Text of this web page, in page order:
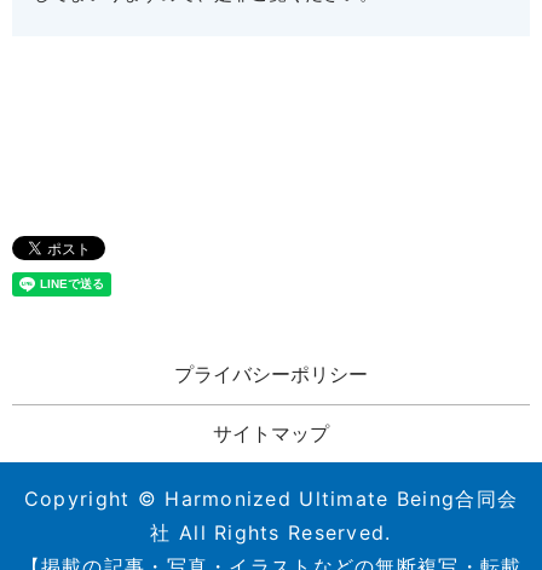
プライバシーポリシー
サイトマップ
Copyright © Harmonized Ultimate Being合同会
社 All Rights Reserved.